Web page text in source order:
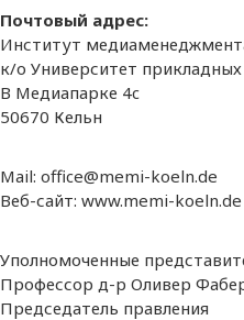
Почтовый адрес:
Институт
к/о Университет
В Медиапарке 4c
50670 Кельн
Mail: office@memi-koeln.de
Веб-сайт: www.memi-koeln.de
Уполномоченные
Профессор д-р Оливер
Председатель правления